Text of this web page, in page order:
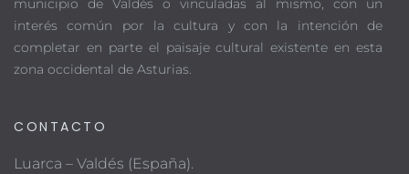
municipio de Valdés o vinculadas al mismo, con un
interés común por la cultura y con la intención de
completar en parte el paisaje cultural existente en esta
zona occidental de Asturias.
CONTACTO
Luarca – Valdés (España).